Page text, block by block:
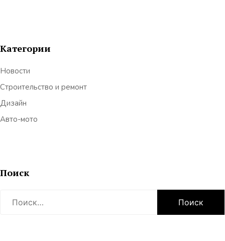
Категории
Новости
Строительство и ремонт
Дизайн
Авто-мото
Поиск